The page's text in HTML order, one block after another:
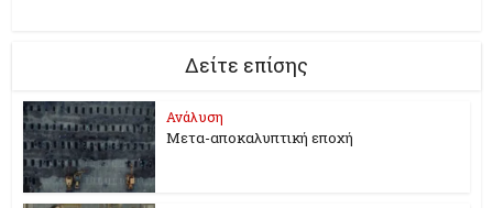
Δείτε επίσης
Ανάλυση
Μετα-αποκαλυπτική εποχή